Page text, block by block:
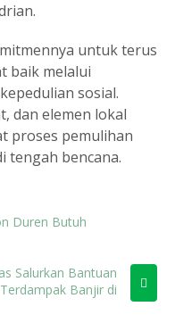
untuk terus
baik melalui
sosial.
dan elemen lokal
proses pemulihan
tengah bencana.
Duren Butuh
Salurkan Bantuan
Banjir di